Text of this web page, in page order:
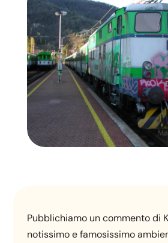
Pubblichiamo un commento di
notissimo e famosissimo